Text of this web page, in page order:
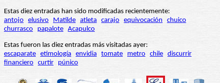
Estas diez entradas han sido modificadas recientemente:
antojo elusivo Matilde atleta carajo equivocación
chuico
churrasco
papalote Acapulco
Estas fueron las diez entradas más visitadas ayer:
escaparate etimología envidia tomate metro chile discurrir
financiero curtir púnico